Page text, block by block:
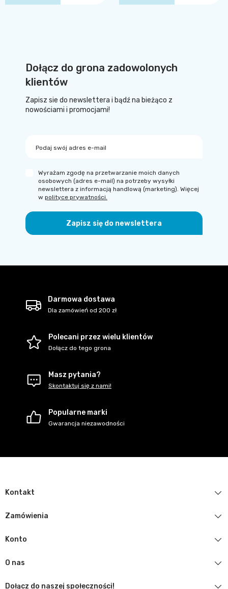
Dołącz do grona zadowolonych
klientów
Zapisz sie do newslettera i bądź na bieżąco z
nowościami i promocjami!
Podaj swój adres e-mail
Zapisz się do newslettera
Wyrażam zgodę na przetwarzanie moich danych
osobowych (adres e-mail) na potrzeby wysyłki
newslettera z informacją handlową (marketing). Więcej
w polityce prywatności.
Darmowa dostawa
Dla zamówień od 200 zł
Polecani przez wielu klientów
Dołącz do tego grona
Masz pytania?
Skontaktuj się z nami!
Popularne marki
Gwarancja niezawodności
Kontakt
Zamówienia
Konto
O nas
Dołącz do naszej społeczności!